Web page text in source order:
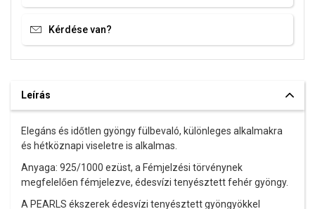
Kérdése van?
Leírás
Elegáns és időtlen gyöngy fülbevaló, különleges alkalmakra
és hétköznapi viseletre is alkalmas.
Anyaga: 925/1000 ezüst, a Fémjelzési törvénynek
megfelelően fémjelezve, édesvízi tenyésztett fehér gyöngy.
A PEARLS ékszerek édesvízi tenyésztett gyöngyökkel